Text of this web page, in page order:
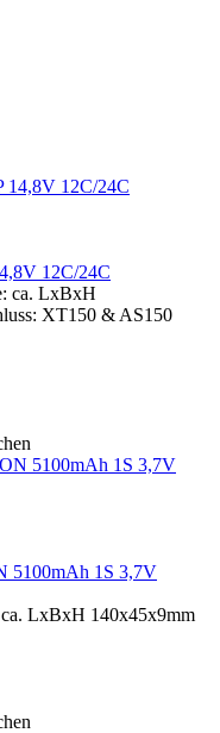
12C/24C
ca. LxBxH
XT150 & AS150
5100mAh 1S 3,7V
LxBxH 140x45x9mm